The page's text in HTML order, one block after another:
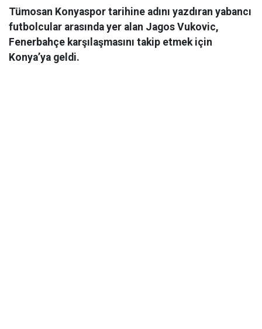
Tümosan Konyaspor tarihine adını yazdıran yabancı
futbolcular arasında yer alan Jagos Vukovic,
Fenerbahçe karşılaşmasını takip etmek için
Konya’ya geldi.